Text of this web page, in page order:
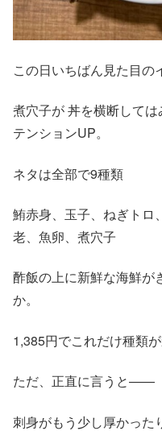
この日いちばん見た目の
煮穴子が 丼を横断して
テンションUP。
ネタは全部で9種類
鮪赤身、玉子、ねぎトロ
老、魚卵、煮穴子
酢飯の上に新鮮な海鮮が
か。
1,385円でこれだけ種類
ただ、正直に言うと——
刺身がもう少し厚かった